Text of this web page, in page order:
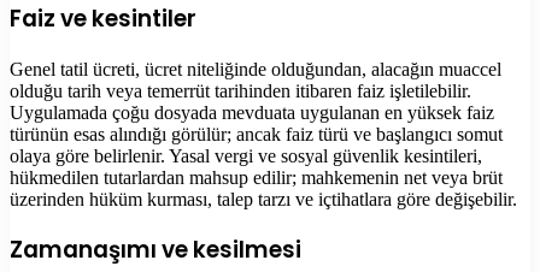
Faiz ve kesintiler
Genel tatil ücreti, ücret niteliğinde olduğundan, alacağın muaccel
olduğu tarih veya temerrüt tarihinden itibaren faiz işletilebilir.
Uygulamada çoğu dosyada mevduata uygulanan en yüksek faiz
türünün esas alındığı görülür; ancak faiz türü ve başlangıcı somut
olaya göre belirlenir. Yasal vergi ve sosyal güvenlik kesintileri,
hükmedilen tutarlardan mahsup edilir; mahkemenin net veya brüt
üzerinden hüküm kurması, talep tarzı ve içtihatlara göre değişebilir.
Zamanaşımı ve kesilmesi